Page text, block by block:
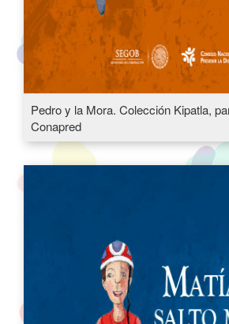
Pedro y la Mora. Colección Kipatla,
Conapred